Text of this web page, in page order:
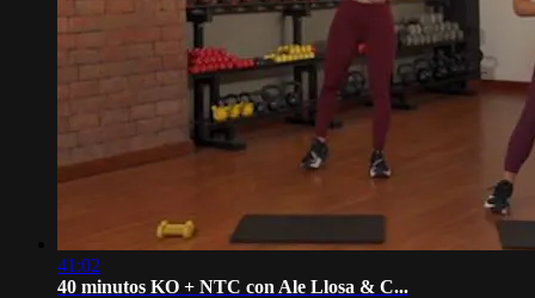
41:02
40 minutos KO + NTC con Ale Llosa & C...